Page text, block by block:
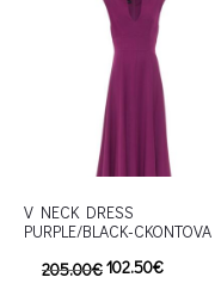
V NECK DRESS
PURPLE/BLACK-CKONTOVA
205.00€102.50€